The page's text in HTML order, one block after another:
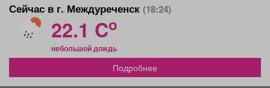
Сейчас в г. Междуреченск (18:24)
22.1 Co
небольшой дождь
Подробнее